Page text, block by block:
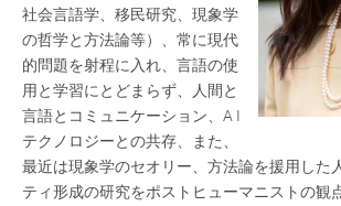
社会言語学、移民研究、現象学
の哲学と方法論等）、常に現代
的問題を射程に入れ、言語の使
用と学習にとどまらず、人間と
言語とコミュニケーション、A I
テクノロジーとの共存、また、
最近は現象学のセオリー、方法論を援用した
ティ形成の研究をポストヒューマニストの観